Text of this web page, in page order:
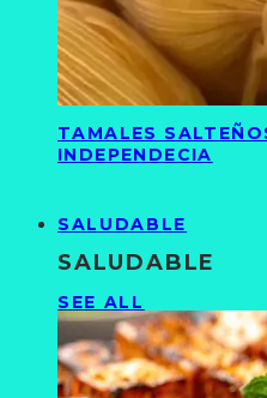
TAMALES
INDEPENDECIA
SALUDABLE
SALUDABLE
SEE ALL